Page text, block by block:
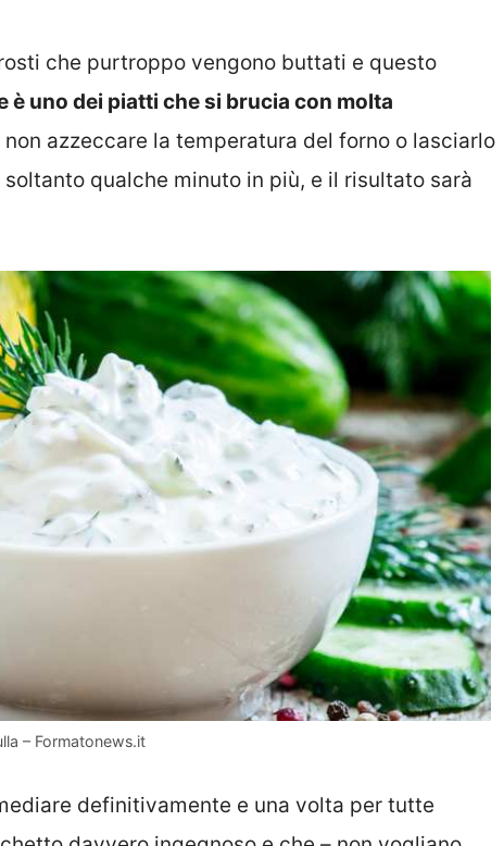
che purtroppo vengono buttati e questo
è uno dei piatti che si brucia con molta
azzeccare la temperatura del forno o lasciarlo
qualche minuto in più, e il risultato sarà
– Formatonews.it
definitivamente e una volta per tutte